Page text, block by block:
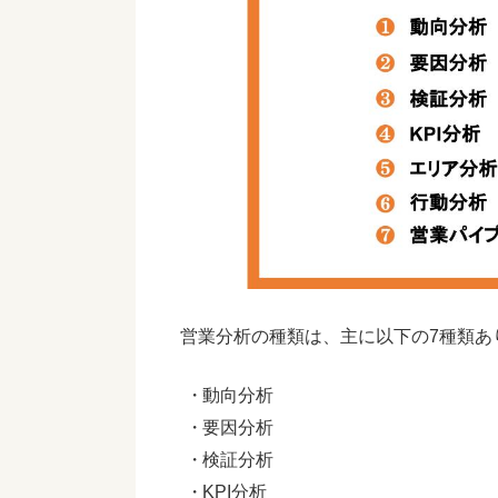
営業分析の種類は、主に以下の7種類あ
動向分析
要因分析
検証分析
KPI分析